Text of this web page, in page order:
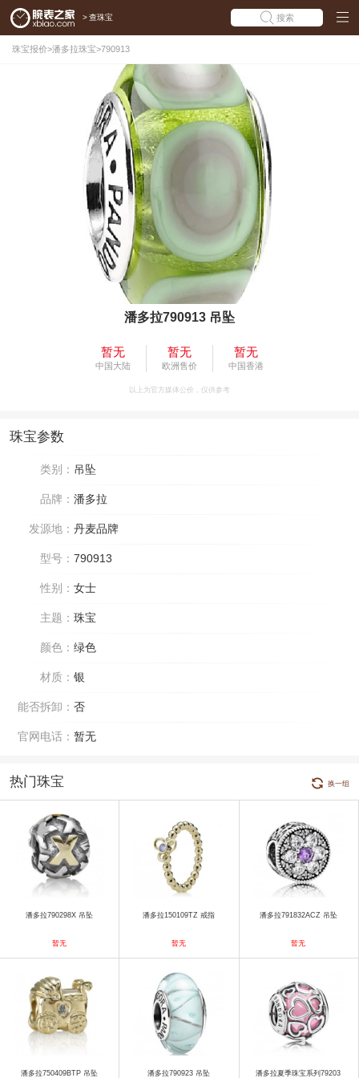
> 查珠宝 搜索
珠宝报价>潘多拉珠宝>790913
潘多拉790913 吊坠
暂无
中国大陆
暂无
欧洲售价
暂无
中国香港
以上为官方媒体公价，仅供参考
珠宝参数
类别： 吊坠
品牌： 潘多拉
发源地： 丹麦品牌
型号： 790913
性别： 女士
主题： 珠宝
颜色： 绿色
材质： 银
能否拆卸： 否
官网电话： 暂无
热门珠宝 换一组
潘多拉790298X 吊坠
暂无
潘多拉150109TZ 戒指
暂无
潘多拉791832ACZ 吊坠
暂无
潘多拉750409BTP 吊坠 潘多拉790923 吊坠 潘多拉夏季珠宝系列79203